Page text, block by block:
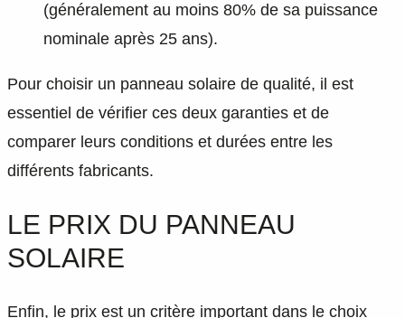
(généralement au moins 80% de sa puissance
nominale après 25 ans).
Pour choisir un panneau solaire de qualité, il est
essentiel de vérifier ces deux garanties et de
comparer leurs conditions et durées entre les
différents fabricants.
LE PRIX DU PANNEAU
SOLAIRE
Enfin, le prix est un critère important dans le choix